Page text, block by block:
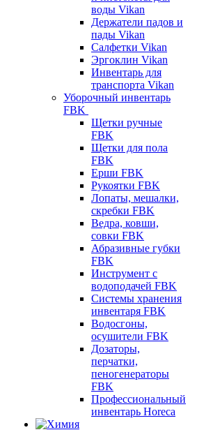
воды Vikan
Держатели падов и
пады Vikan
Салфетки Vikan
Эргоклин Vikan
Инвентарь для
транспорта Vikan
Уборочный инвентарь
FBK
Щетки ручные
FBK
Щетки для пола
FBK
Ерши FBK
Рукоятки FBK
Лопаты, мешалки,
скребки FBK
Ведра, ковши,
совки FBK
Абразивные губки
FBK
Инструмент с
водоподачей FBK
Системы хранения
инвентаря FBK
Водосгоны,
осушители FBK
Дозаторы,
перчатки,
пеногенераторы
FBK
Профессиональный
инвентарь Horeca